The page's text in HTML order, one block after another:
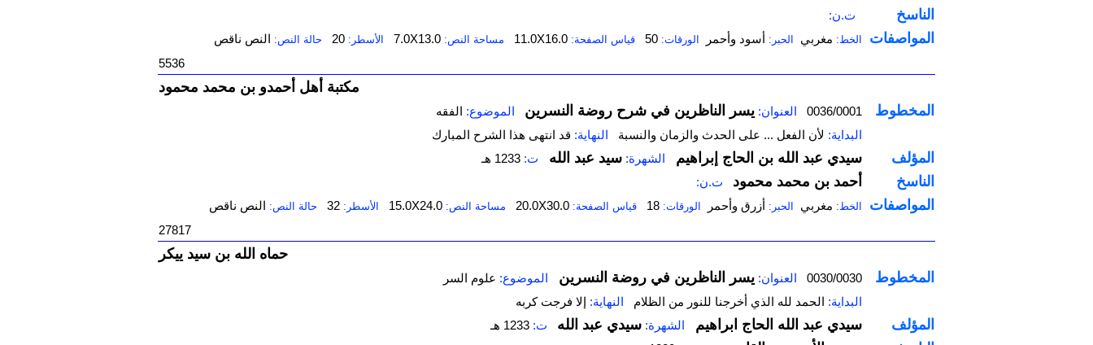
ت.ن: الناسخ
الخط: مغربي الحبر: أسود وأحمر الورقات: 50 قياس الصفحة: 11.0X16.0 مساحة النص: 7.0X13.0 الأسطر: 20 حالة النص: النص ناقص المواصفات
5536
مكتبة أهل أحمدو بن محمد محمود
0036/0001 العنوان: يسر الناظرين في شرح روضة النسرين الموضوع: الفقه المخطوط
البداية: لأن الفعل ... على الحدث والزمان والنسبة النهاية: قد انتهى هذا الشرح المبارك
سيدي عبد الله بن الحاج إبراهيم الشهرة: سيد عبد الله ت: 1233 هـ
المؤلف
أحمد بن محمد محمود
ت.ن: الناسخ
الخط: مغربي الحبر: أزرق وأحمر الورقات: 18 قياس الصفحة: 20.0X30.0 مساحة النص: 15.0X24.0 الأسطر: 32 حالة النص: النص ناقص المواصفات
27817
حماه الله بن سيد ييكر
0030/0030 العنوان: يسر الناظرين في روضة النسرين الموضوع: علوم السر المخطوط
البداية: الحمد لله الذي أخرجنا للنور من الظلام النهاية: إلا فرجت كربه
سيدي عبد الله الحاج ابراهيم الشهرة: سيدي عبد الله ت: 1233 هـ
المؤلف